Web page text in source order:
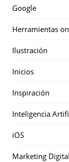
Google
Herramientas
Ilustración
Inicios
Inspiración
Inteligencia
iOS
Marketing Digital